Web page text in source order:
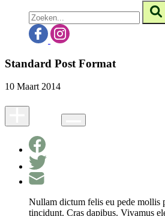
Standard Post Format
10 Maart 2014
Nullam dictum felis eu pede mollis
tincidunt. Cras dapibus. Vivamus